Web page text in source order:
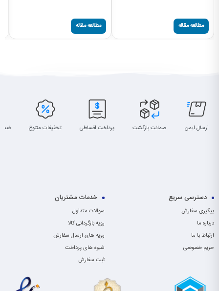
مطالعه مقاله مطالعه مقاله
ارسال ایمن ضمانت بازگشت پرداخت اقساطی تخفیفات متنوع
دسترسی سریع
پیگیری سفارش
درباره ما
ارتباط با ما
حریم خصوصی
خدمات مشتریان
سوالات متداول
رویه بازگردانی کالا
رویه های ارسال سفارش
شیوه های پرداخت
ثبت سفارش